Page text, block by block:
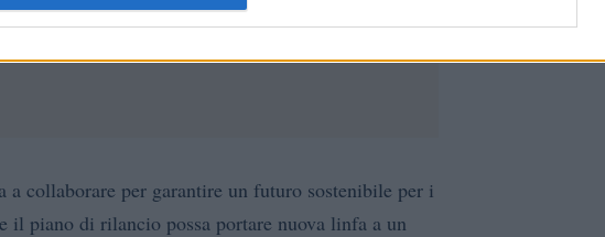
a collaborare per garantire un futuro sostenibile per i
il piano di rilancio possa portare nuova linfa a un